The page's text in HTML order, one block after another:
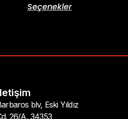
Seçenekler
blv, Eski Yıldız
26/A, 34353